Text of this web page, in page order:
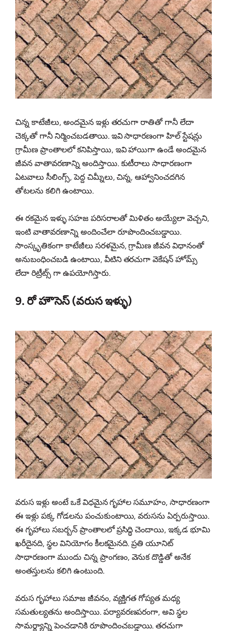
చిన్న కాటేజీలు, అందమైన ఇళ్లు తరచుగా రాతితో గానీ లేదా
చెక్కతో గానీ నిర్మించబడతాయి. ఇవి సాధారణంగా హిల్ స్టేషన్లు
గ్రామీణ ప్రాంతాలలో కనిపిస్తాయి, ఇవి హాయిగా ఉండే అందమైన
జీవన వాతావరణాన్ని అందిస్తాయి. కుటీరాలు సాధారణంగా
ఏటవాలు సీలింగ్స్, పెద్ద చిమ్నీలు, చిన్న, ఆహ్వానించదగిన
తోటలను కలిగి ఉంటాయి.
ఈ రకమైన ఇళ్ళు సహజ పరిసరాలతో మిళితం అయ్యేలా వెచ్చని,
ఇంటి వాతావరణాన్ని అందించేలా రూపొందించబడ్డాయి.
సాంస్కృతికంగా కాటేజీలు సరళమైన, గ్రామీణ జీవన విధానంతో
అనుబంధించబడి ఉంటాయి, వీటిని తరచుగా వెకేషన్ హోమ్స్
లేదా రిట్రీట్స్ గా ఉపయోగిస్తారు.
9. రో హౌసెస్ (వరుస ఇళ్ళు)
వరుస ఇళ్లు అంటే ఒకే విధమైన గృహాల సమూహం, సాధారణంగా
ఈ ఇళ్లు పక్క గోడలను పంచుకుంటాయి, వరుసను ఏర్పరుస్తాయి.
ఈ గృహాలు సబర్బన్ ప్రాంతాలలో ప్రసిద్ధి చెందాయి, ఇక్కడ భూమి
ఖరీదైనది, స్థల వినియోగం కీలకమైనది. ప్రతి యూనిట్
సాధారణంగా ముందు చిన్న ప్రాంగణం, వెనుక దొడ్డితో అనేక
అంతస్తులను కలిగి ఉంటుంది.
వరుస గృహాలు సమాజ జీవనం, వ్యక్తిగత గోప్యత మధ్య
సమతుల్యతను అందిస్తాయి. పర్యావరణపరంగా, అవి స్థల
సామర్థ్యాన్ని పెంచడానికి రూపొందించబడ్డాయి. తరచుగా